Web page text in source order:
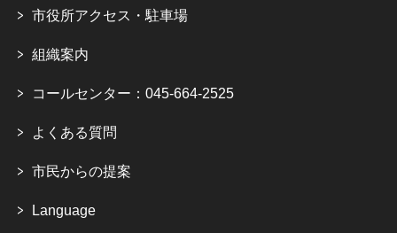
市役所アクセス・駐車場
組織案内
コールセンター：045-664-2525
よくある質問
市民からの提案
Language